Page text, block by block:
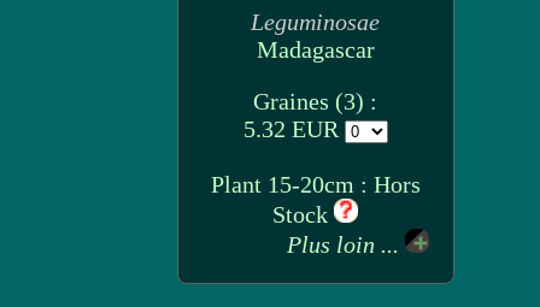
Leguminosae
Madagascar
Graines (3) :
5.32 EUR
Plant 15-20cm : Hors
Stock
Plus loin ...